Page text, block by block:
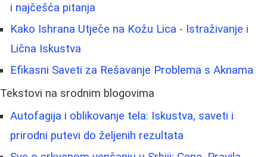
i najčešća pitanja
Kako Ishrana Utječe na Kožu Lica - Istraživanje i
Lična Iskustva
Efikasni Saveti za Rešavanje Problema s Aknama
Tekstovi na srodnim blogovima
Autofagija i oblikovanje tela: Iskustva, saveti i
prirodni putevi do željenih rezultata